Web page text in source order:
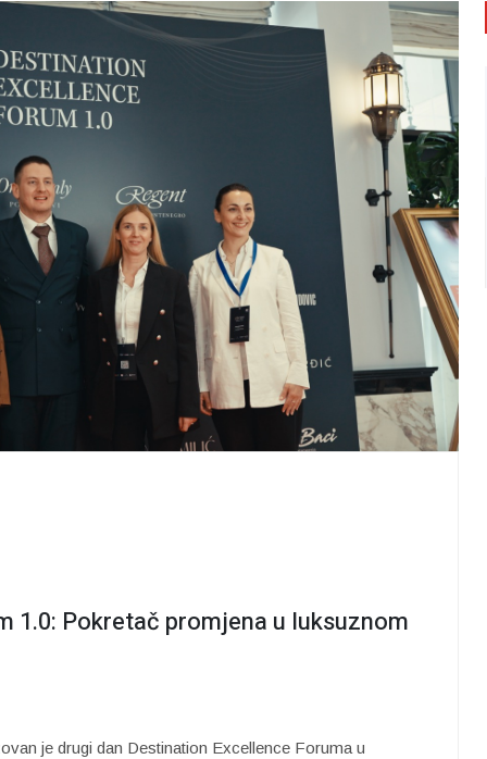
1.0: Pokretač promjena u luksuznom
je drugi dan Destination Excellence Foruma u